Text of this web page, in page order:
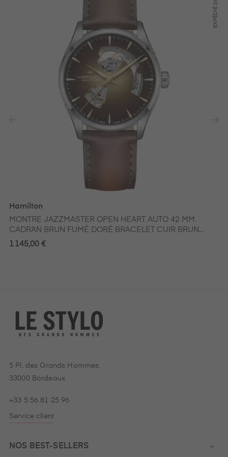
EXPÉDIÉ
Hamilton
MONTRE JAZZMASTER OPEN HEART AUTO 42 MM
CADRAN BRUN FUMÉ DORÉ BRACELET CUIR BRUN
RICHE
1 145,00 €
5 Pl. des Grands Hommes,
33000 Bordeaux
+33 5 56 81 25 96
Service client
NOS BEST-SELLERS 